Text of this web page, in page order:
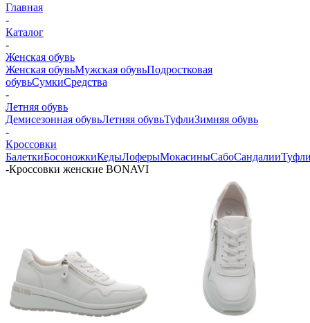
Главная
-
Каталог
-
Женская обувь
Женская обувьМужская обувьПодростковая
обувьСумкиСредства
-
Летняя обувь
Демисезонная обувьЛетняя обувьТуфлиЗимняя обувь
-
Кроссовки
БалеткиБосоножкиКедыЛоферыМокасиныСабоСандалии
-Кроссовки женские BONAVI